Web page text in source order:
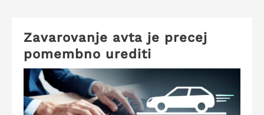
Zavarovanje avta je precej
pomembno urediti